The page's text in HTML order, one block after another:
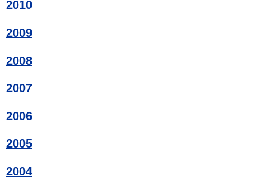
2010
2009
2008
2007
2006
2005
2004